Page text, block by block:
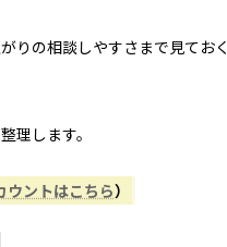
りの相談しやすさまで見ておく
理します。
ントはこちら）